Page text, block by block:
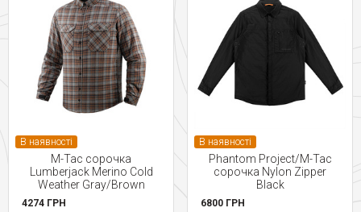
В наявності
M-Tac сорочка
Lumberjack Merino Cold
Weather Gray/Brown
4274 ГРН
В наявності
Phantom Project/M-Tac
сорочка Nylon Zipper
Black
6800 ГРН